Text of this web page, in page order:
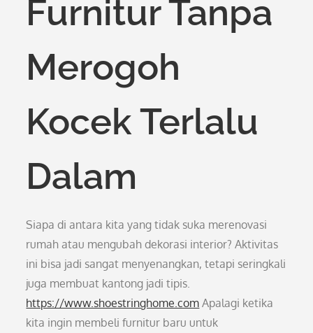
Furnitur Tanpa
Merogoh
Kocek Terlalu
Dalam
Siapa di antara kita yang tidak suka merenovasi
rumah atau mengubah dekorasi interior? Aktivitas
ini bisa jadi sangat menyenangkan, tetapi seringkali
juga membuat kantong jadi tipis.
https://www.shoestringhome.com Apalagi ketika
kita ingin membeli furnitur baru untuk